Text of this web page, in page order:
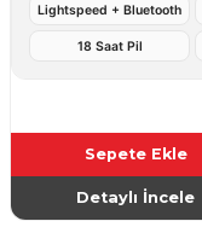
Lightspeed + Bluetooth
18 Saat Pil
Sepete Ekle
Detaylı İncele